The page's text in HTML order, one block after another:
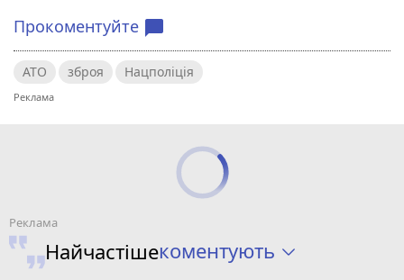
Прокоментуйте chat_bubble
АТО зброя Нацполіція
Найчастішекоментують